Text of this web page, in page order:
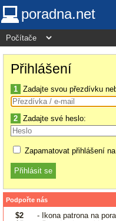
poradna.net
Přihlášení
1 Zadajte svou přezdívku
2 Zadajte své heslo:
Zapamatovat přihlášení
Podpořte nás
$2
- Ikona patrona na